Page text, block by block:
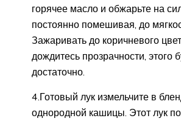
горячее масло и обжарьте на
постоянно помешивая, до
Зажаривать до коричневого
дождитесь прозрачности, этого
достаточно.
4.Готовый лук измельчите в
однородной кашицы. Этот лук